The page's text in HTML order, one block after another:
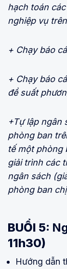
hạch toán
nghiệp vụ
+ Chạy báo
+ Chạy báo
đề suất
+Tự lập ngân
phòng ban
tế một phòng
giải trình các
ngân sách
phòng ban
BUỔI 5:
11h30)
Hướng dẫn